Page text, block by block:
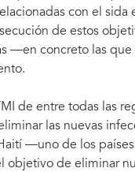
con el sida
de estos
—en concreto las
de entre todas las
las nuevas
—uno de los
objetivo de eliminar